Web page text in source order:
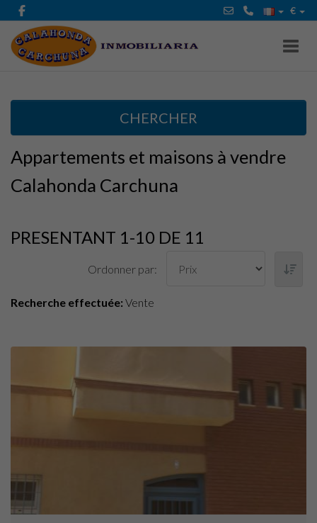
€
CHERCHER
Appartements et maisons à vendre
Calahonda Carchuna
PRESENTANT 1-10 DE 11
Ordonner par:
Recherche effectuée: Vente